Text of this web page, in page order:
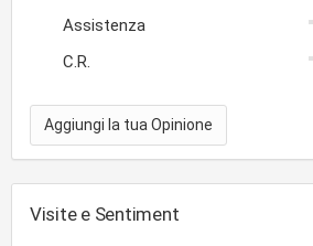
Assistenza
C.R.
Aggiungi la tua Opinione
Visite e Sentiment